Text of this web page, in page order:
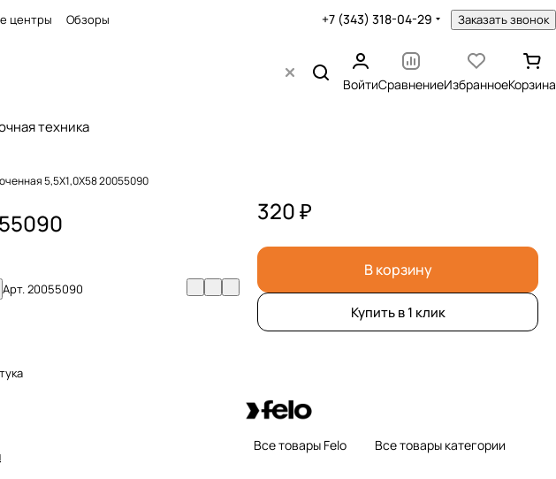
центры Обзоры +7 (343) 318-04-29 Заказать звонок
ВойтиСравнениеИзбранноеКорзина
техника
5,5X1,0X58 20055090
Арт.20055090
320 ₽
В корзину
Купить в 1 клик
Все товары Felo Все товары категории